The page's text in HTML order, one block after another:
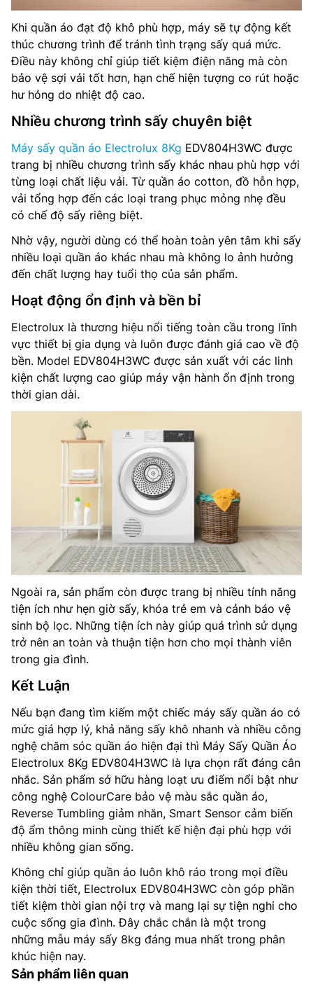
Khi quần áo đạt độ khô phù hợp, máy sẽ tự động kết
thúc chương trình để tránh tình trạng sấy quá mức.
Điều này không chỉ giúp tiết kiệm điện năng mà còn
bảo vệ sợi vải tốt hơn, hạn chế hiện tượng co rút hoặc
hư hỏng do nhiệt độ cao.
Nhiều chương trình sấy chuyên biệt
Máy sấy quần áo Electrolux 8Kg EDV804H3WC được
trang bị nhiều chương trình sấy khác nhau phù hợp với
từng loại chất liệu vải. Từ quần áo cotton, đồ hỗn hợp,
vải tổng hợp đến các loại trang phục mỏng nhẹ đều
có chế độ sấy riêng biệt.
Nhờ vậy, người dùng có thể hoàn toàn yên tâm khi sấy
nhiều loại quần áo khác nhau mà không lo ảnh hưởng
đến chất lượng hay tuổi thọ của sản phẩm.
Hoạt động ổn định và bền bỉ
Electrolux là thương hiệu nổi tiếng toàn cầu trong lĩnh
vực thiết bị gia dụng và luôn được đánh giá cao về độ
bền. Model EDV804H3WC được sản xuất với các linh
kiện chất lượng cao giúp máy vận hành ổn định trong
thời gian dài.
Ngoài ra, sản phẩm còn được trang bị nhiều tính năng
tiện ích như hẹn giờ sấy, khóa trẻ em và cảnh báo vệ
sinh bộ lọc. Những tiện ích này giúp quá trình sử dụng
trở nên an toàn và thuận tiện hơn cho mọi thành viên
trong gia đình.
Kết Luận
Nếu bạn đang tìm kiếm một chiếc máy sấy quần áo có
mức giá hợp lý, khả năng sấy khô nhanh và nhiều công
nghệ chăm sóc quần áo hiện đại thì Máy Sấy Quần Áo
Electrolux 8Kg EDV804H3WC là lựa chọn rất đáng cân
nhắc. Sản phẩm sở hữu hàng loạt ưu điểm nổi bật như
công nghệ ColourCare bảo vệ màu sắc quần áo,
Reverse Tumbling giảm nhăn, Smart Sensor cảm biến
độ ẩm thông minh cùng thiết kế hiện đại phù hợp với
nhiều không gian sống.
Không chỉ giúp quần áo luôn khô ráo trong mọi điều
kiện thời tiết, Electrolux EDV804H3WC còn góp phần
tiết kiệm thời gian nội trợ và mang lại sự tiện nghi cho
cuộc sống gia đình. Đây chắc chắn là một trong
những mẫu máy sấy 8kg đáng mua nhất trong phân
khúc hiện nay.
Sản phẩm liên quan